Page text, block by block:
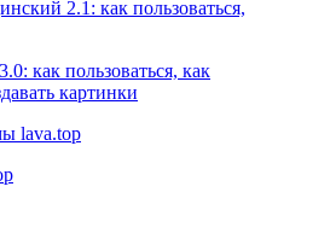
как пользоваться, как
картинки